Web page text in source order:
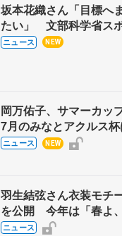
坂本花織さん「目標へ
たい」 文部科学省ス
代表謝辞
ニュース NEW
岡万佑子、サマーカッ
7月のみなとアクルス
で
ニュース NEW
羽生結弦さん衣装モチ
を公開 今年は「春よ
の瑞鳳殿
ニュース